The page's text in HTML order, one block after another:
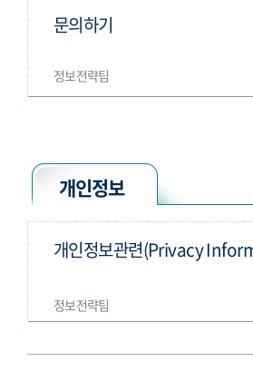
정보전략팀
문의하기
개인정보
정보전략팀
개인정보관련(Privacy